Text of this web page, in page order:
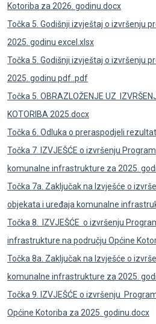
Kotoriba za 2026. godinu.docx
Točka 5. Godišnji izvještaj o izvršenju
2025. godinu excel.xlsx
Točka 5. Godišnji izvještaj o izvršenju
2025. godinu pdf..pdf
Točka 5. OBRAZLOŽENJE UZ
KOTORIBA 2025.docx
Točka 6. Odluka o preraspodjeli
Točka 7. IZVJEŠĆE o izvršenju
komunalne infrastrukture za 2025.
Točka 7a. Zaključak na Izvješće o
objekata i uređaja komunalne
Točka 8. IZVJEŠĆE o izvršenju
infrastrukture na području Općine
Točka 8a. Zaključak na Izvješće o
komunalne infrastrukture za 2025.
Točka 9. IZVJEŠĆE o izvršenju
Općine Kotoriba za 2025. godinu.docx